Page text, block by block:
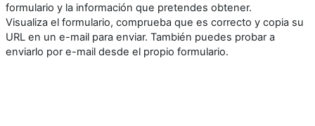
formulario y la información que pretendes obtener.
Visualiza el formulario, comprueba que es correcto y copia su
URL en un e-mail para enviar. También puedes probar a
enviarlo por e-mail desde el propio formulario.